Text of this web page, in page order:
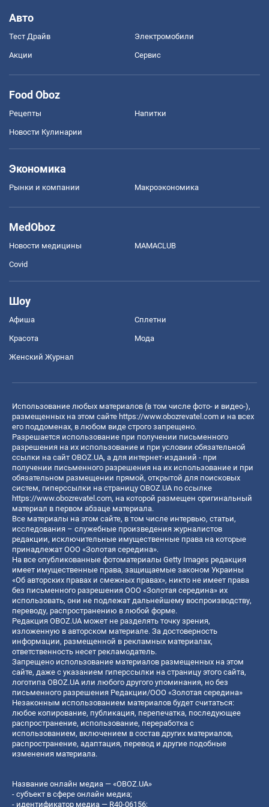
Авто
Тест Драйв Электромобили
Акции Сервис
Food Oboz
Рецепты Напитки
Новости Кулинарии
Экономика
Рынки и компании Mакроэкономика
MedOboz
Новости медицины MAMACLUB
Covid
Шоу
Афиша Сплетни
Красота Мода
Женский Журнал
Использование любых материалов (в том числе фото- и видео-),
размещенных на этом сайте https://www.obozrevatel.com и на всех
его поддоменах, в любом виде строго запрещено.
Разрешается использование при получении письменного
разрешения на их использование и при условии обязательной
ссылки на сайт OBOZ.UA, а для интернет-изданий - при
получении письменного разрешения на их использование и при
обязательном размещении прямой, открытой для поисковых
систем, гиперссылки на страницу OBOZ.UA по ссылке
https://www.obozrevatel.com, на которой размещен оригинальный
материал в первом абзаце материала.
Все материалы на этом сайте, в том числе интервью, статьи,
исследования – служебные произведения журналистов
редакции, исключительные имущественные права на которые
принадлежат ООО «Золотая середина».
На все опубликованные фотоматериалы Getty Images редакция
имеет имущественные права, защищаемые законом Украины
«Об авторских правах и смежных правах», никто не имеет права
без письменного разрешения ООО «Золотая середина» их
использовать, они не подлежат дальнейшему воспроизводству,
переводу, распространению в любой форме.
Редакция OBOZ.UA может не разделять точку зрения,
изложенную в авторском материале. За достоверность
информации, размещенной в рекламных материалах,
ответственность несет рекламодатель.
Запрещено использование материалов размещенных на этом
сайте, даже с указанием гиперссылки на страницу этого сайта,
логотипа OBOZ.UA или любого другого упоминания, но без
письменного разрешения Редакции/ООО «Золотая середина»
Незаконным использованием материалов будет считаться:
любое копирование, публикация, перепечатка, последующее
распространение, использование, переработка с
использованием, включением в состав других материалов,
распространение, адаптация, перевод и другие подобные
изменения материала.
Название онлайн медиа — «OBOZ.UA»
- субъект в сфере онлайн медиа;
- идентификатор медиа — R40-06156;